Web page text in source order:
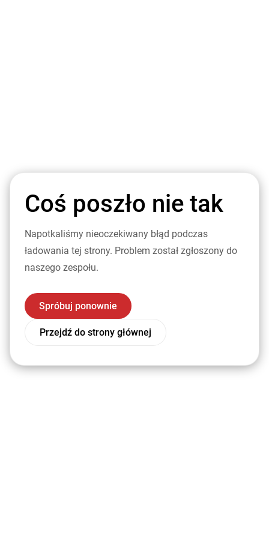
Coś poszło nie tak
Napotkaliśmy nieoczekiwany błąd podczas
ładowania tej strony. Problem został zgłoszony do
naszego zespołu.
Spróbuj ponownie
Przejdź do strony głównej